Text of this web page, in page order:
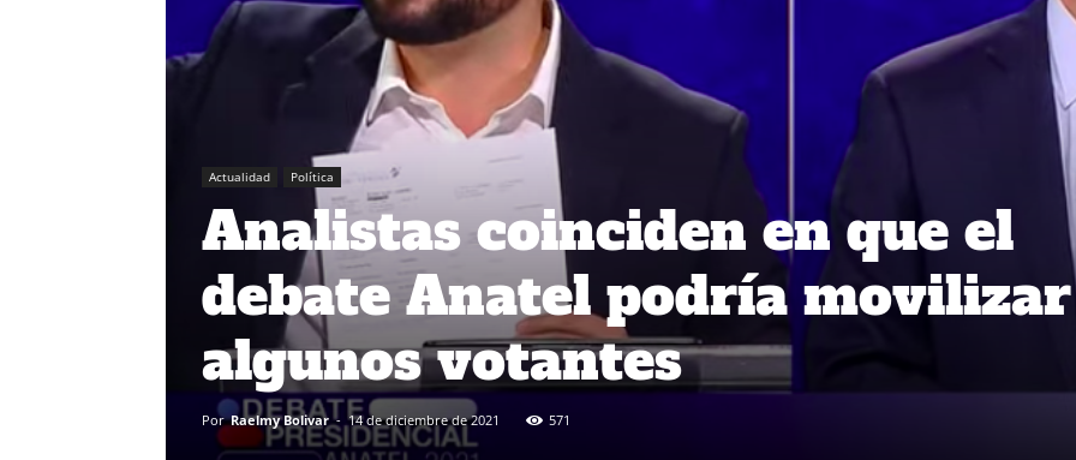
Actualidad Política
Analistas coinciden en que el
debate Anatel podría
algunos votantes
Por Raelmy Bolivar - 14 de diciembre de 2021 571